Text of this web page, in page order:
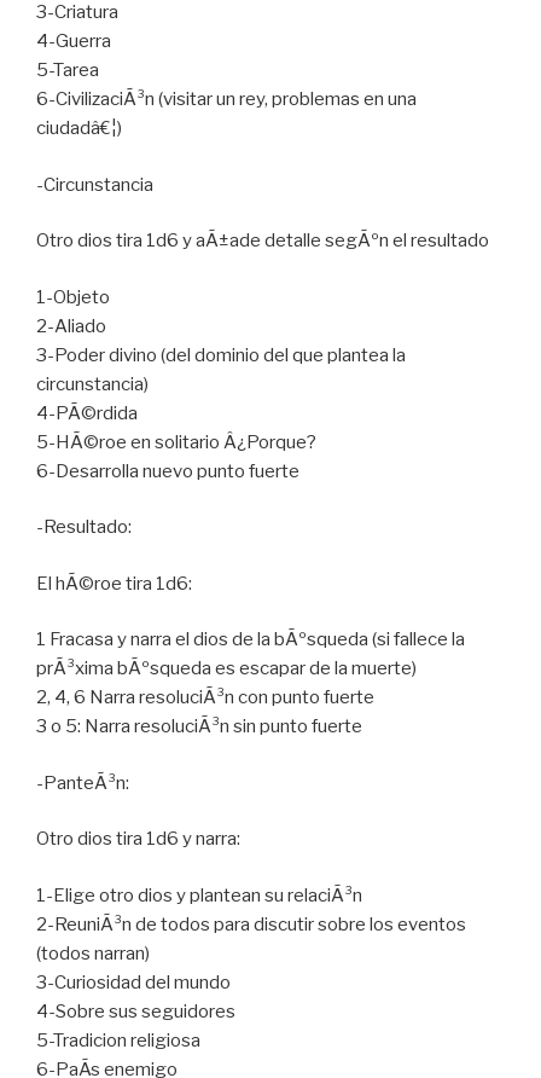
3-Criatura
4-Guerra
5-Tarea
6-CivilizaciÃ³n (visitar un rey, problemas en una
ciudadâ€¦)
-Circunstancia
Otro dios tira 1d6 y aÃ±ade detalle segÃºn el resultado
1-Objeto
2-Aliado
3-Poder divino (del dominio del que plantea la
circunstancia)
4-PÃ©rdida
5-HÃ©roe en solitario Â¿Porque?
6-Desarrolla nuevo punto fuerte
-Resultado:
El hÃ©roe tira 1d6:
1 Fracasa y narra el dios de la bÃºsqueda (si fallece la
prÃ³xima bÃºsqueda es escapar de la muerte)
2, 4, 6 Narra resoluciÃ³n con punto fuerte
3 o 5: Narra resoluciÃ³n sin punto fuerte
-PanteÃ³n:
Otro dios tira 1d6 y narra:
1-Elige otro dios y plantean su relaciÃ³n
2-ReuniÃ³n de todos para discutir sobre los eventos
(todos narran)
3-Curiosidad del mundo
4-Sobre sus seguidores
5-Tradicion religiosa
6-PaÃ­s enemigo